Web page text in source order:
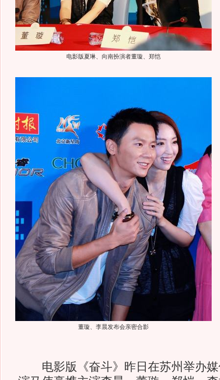
电影版夏琳、向南扮演者董璇、郑恺
董璇、李晨发布会亲密合影
电影版《奋斗》昨日在苏州举办媒